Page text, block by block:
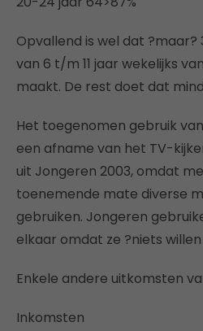
Opvallend is wel dat ?maar?
van 6 t/m 11 jaar wekelijks
maakt. De rest doet dat
Het toegenomen gebruik
een afname van het TV-
uit Jongeren 2003, omdat
toenemende mate diverse
gebruiken. Jongeren
elkaar omdat ze ?niets willen
Enkele andere uitkomsten
Inkomsten